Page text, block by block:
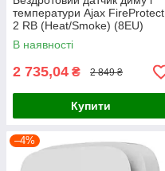
температури Ajax FireProtect
2 RB (Heat/Smoke) (8EU)
White
В наявності
2 735,04 ₴ 2 849 ₴
Купити
–4%